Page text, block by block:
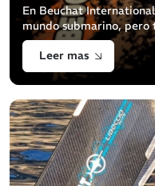
En Beuchat
mundo submarino,
tiene como objetivo
equipo de buceo usado
Leer mas